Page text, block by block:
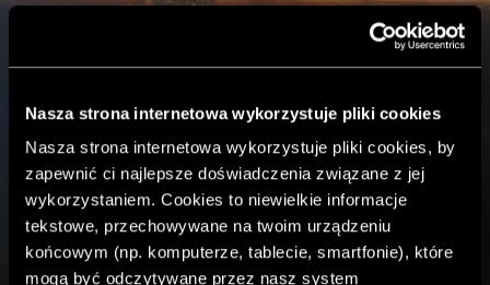
Nasza strona internetowa wykorzystuje pliki cookies
Nasza strona internetowa wykorzystuje pliki cookies, by
zapewnić ci najlepsze doświadczenia związane z jej
wykorzystaniem. Cookies to niewielkie informacje
tekstowe, przechowywane na twoim urządzeniu
końcowym (np. komputerze, tablecie, smartfonie), które
mogą być odczytywane przez nasz system